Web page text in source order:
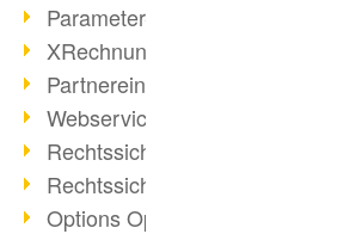
Parameter-Umstellung
XRechnung bei deutschen
Partnereinsatz unserer Software
Webservice Beispiel: XMP-
Rechtssichere Mail-Archivierung
Rechtssichere Mail-Archivierung
Options Operation